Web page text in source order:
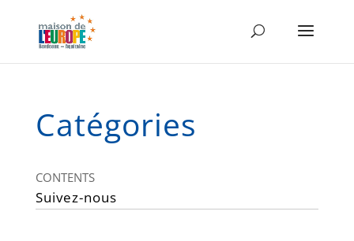
Catégories
CONTENTS
Suivez-nous